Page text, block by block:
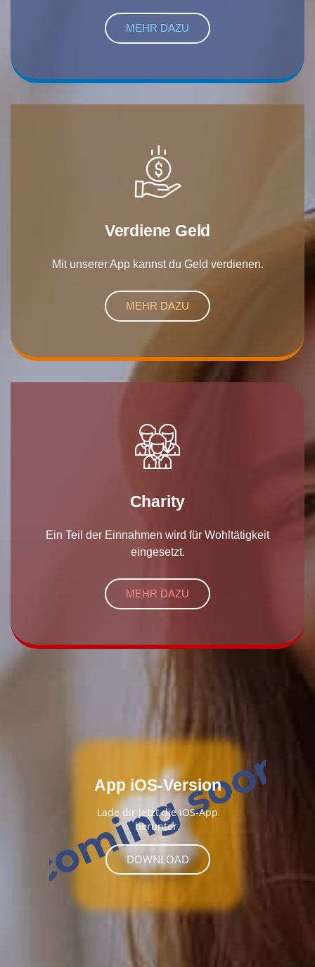
MEHR DAZU
Verdiene Geld
Mit unserer App kannst du Geld verdienen.
MEHR DAZU
Charity
Ein Teil der Einnahmen wird für Wohltätigkeit
eingesetzt.
MEHR DAZU
App iOS-Version
Lade dir jetzt die iOS-App
herunter.
DOWNLOAD